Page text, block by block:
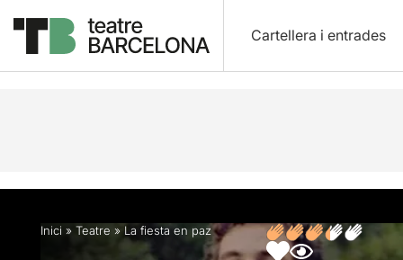
Cartellera i entrades
Descripció Fitxa artística Opinions
Inici » Teatre » La fiesta en paz